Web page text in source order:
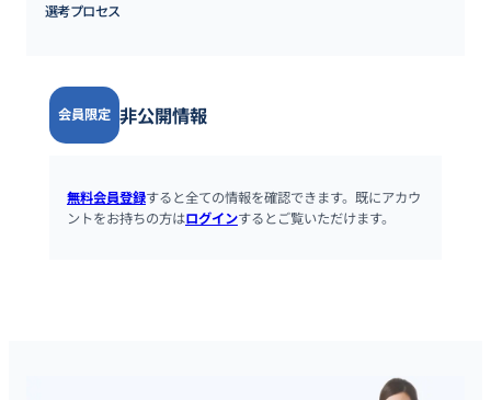
選考プロセス
会員限定 非公開情報
無料会員登録すると全ての情報を確認できます。既にアカウ
ントをお持ちの方はログインするとご覧いただけます。